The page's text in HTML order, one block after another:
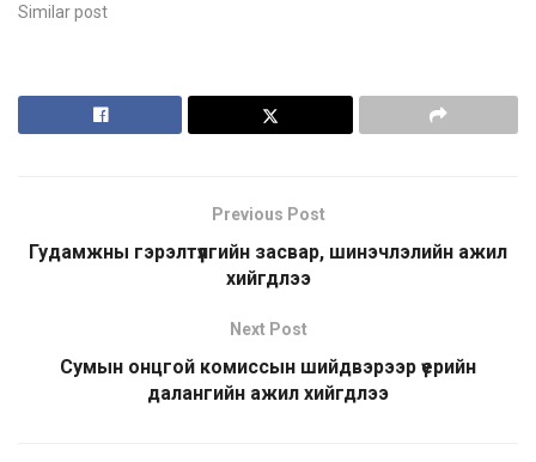
Similar post
Previous Post
Гудамжны гэрэлтүүлгийн засвар, шинэчлэлийн ажил
хийгдлээ
Next Post
Сумын онцгой комиссын шийдвэрээр үерийн
далангийн ажил хийгдлээ